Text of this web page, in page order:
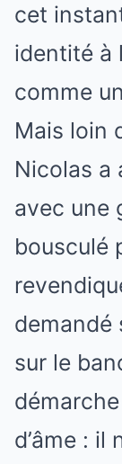
cet
identité à
comme
Mais loin
Nicolas a
avec une
bousculé
demandé
sur le
d’âme : il